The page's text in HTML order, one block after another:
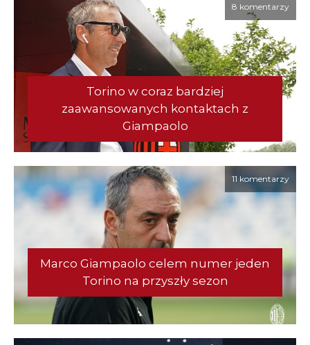
8 komentarzy
Torino w coraz bardziej
zaawansowanych kontaktach z
Giampaolo
11 komentarzy
Marco Giampaolo celem numer jeden
Torino na przyszły sezon